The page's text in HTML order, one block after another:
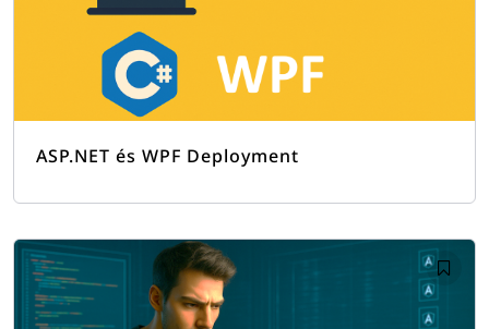
ASP.NET és WPF Deployment